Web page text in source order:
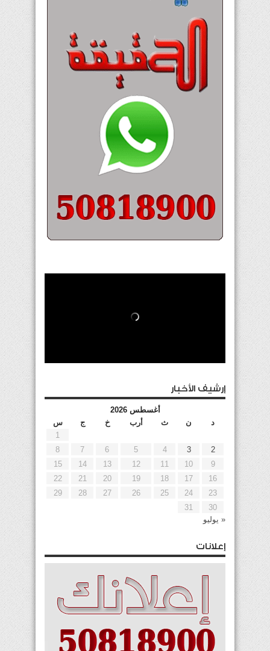
إرشيف الأخبار
أغسطس 2026
د
ن ث أرب خ ج
س
1
2
3
4
5
6
7
8
9
10
11
12
13
14
15
16
17
18
19
20
21
22
23
24
25
26
27
28
29
30
31
« يوليو
إعلانات